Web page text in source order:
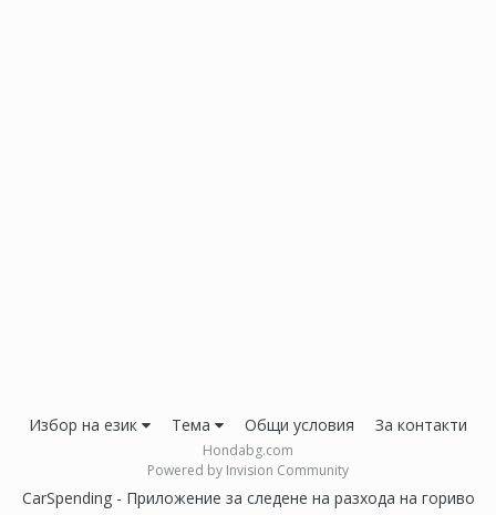
Избор на език Тема Общи условия За контакти
Hondabg.com
Powered by Invision Community
CarSpending - Приложение за следене на разхода на гориво